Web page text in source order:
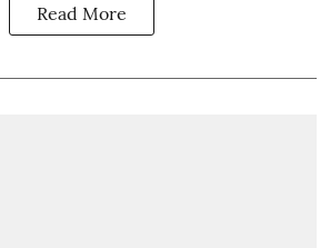
Read More